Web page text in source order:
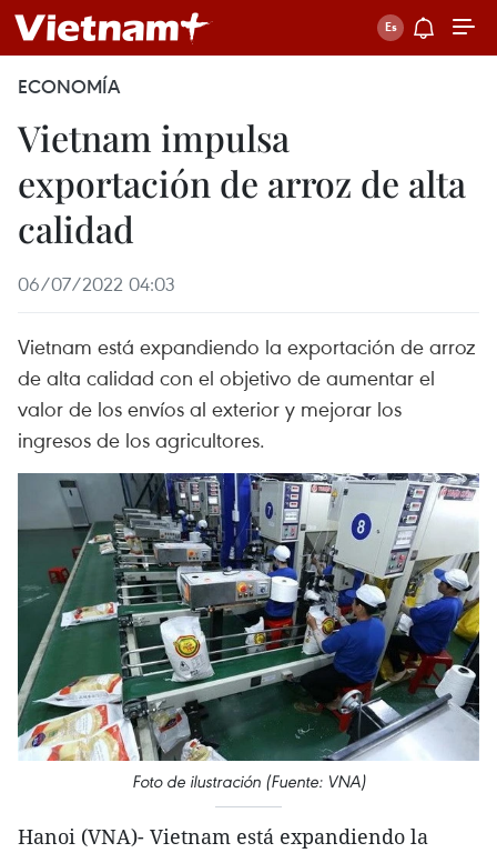
ECONOMÍA
Vietnam impulsa
exportación de arroz de alta
calidad
06/07/2022 04:03
Vietnam está expandiendo la exportación de arroz
de alta calidad con el objetivo de aumentar el
valor de los envíos al exterior y mejorar los
ingresos de los agricultores.
Foto de ilustración (Fuente: VNA)
Hanoi (VNA)- Vietnam está expandiendo la